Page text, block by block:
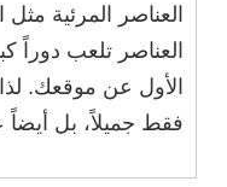
العناصر المرئية
العناصر تلعب دوراً
الأول عن موقعك.
فقط جميلاً، بل أيضاً